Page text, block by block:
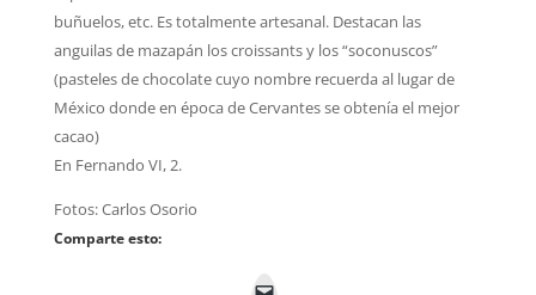
buñuelos, etc. Es totalmente artesanal. Destacan las
anguilas de mazapán los croissants y los “soconuscos”
(pasteles de chocolate cuyo nombre recuerda al lugar de
México donde en época de Cervantes se obtenía el mejor
cacao)
En Fernando VI, 2.
Fotos: Carlos Osorio
Comparte esto: